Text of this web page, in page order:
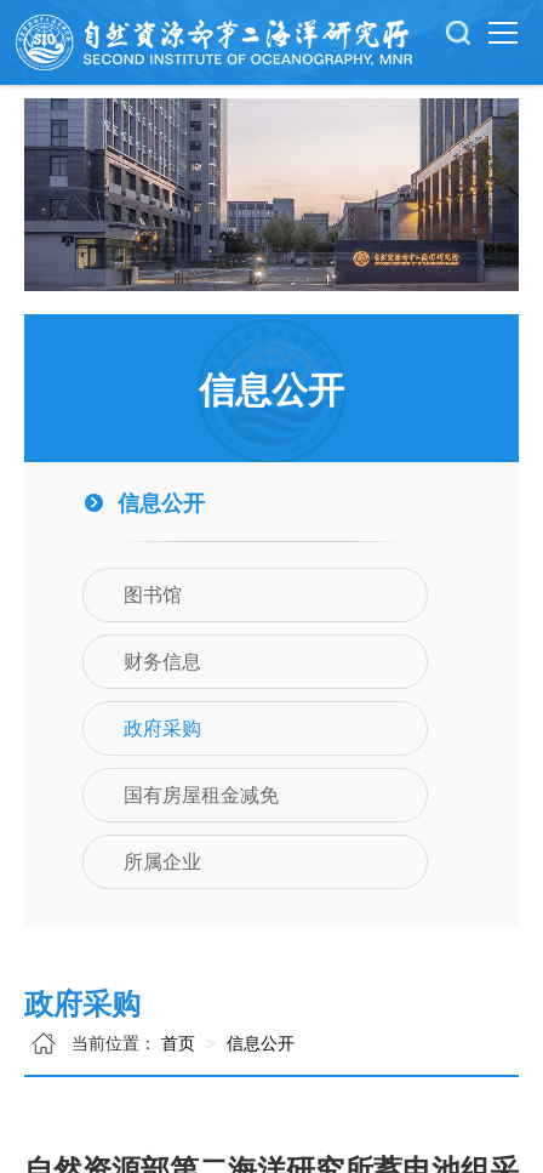
信息公开
信息公开
图书馆
财务信息
政府采购
国有房屋租金减免
所属企业
政府采购
当前位置： 首页 信息公开